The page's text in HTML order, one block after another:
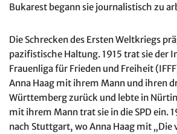
Bukarest begann sie journalistisch zu
Die Schrecken des Ersten Weltkriegs
pazifistische Haltung. 1915 trat sie der
Frauenliga für Frieden und Freiheit
Anna Haag mit ihrem Mann und ihren
Württemberg zurück und lebte in
mit ihrem Mann trat sie in die SPD ein.
nach Stuttgart, wo Anna Haag mit „Die